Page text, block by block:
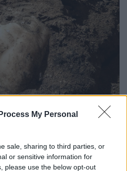
My Personal
sale, sharing to third parties, or
or sensitive information for
please use the below opt-out